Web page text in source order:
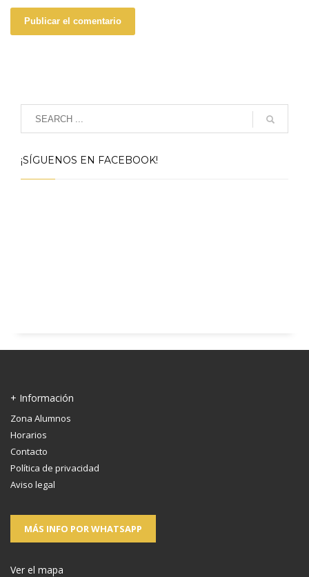
¡SÍGUENOS EN FACEBOOK!
+ Información
Zona Alumnos
Horarios
Contacto
Política de privacidad
Aviso legal
MÁS INFO POR WHATSAPP
Ver el mapa